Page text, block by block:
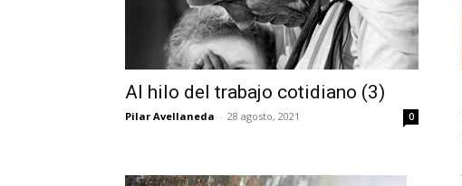
Al hilo del trabajo cotidiano (3)
Pilar Avellaneda - 28 agosto, 2021 0